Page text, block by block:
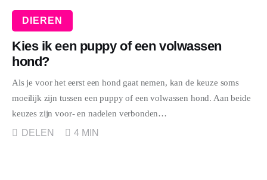
DIEREN
Kies ik een puppy of een volwassen
hond?
Als je voor het eerst een hond gaat nemen, kan de keuze soms
moeilijk zijn tussen een puppy of een volwassen hond. Aan beide
keuzes zijn voor- en nadelen verbonden…
DELEN 4 MIN